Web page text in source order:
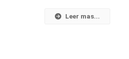
Leer mas...